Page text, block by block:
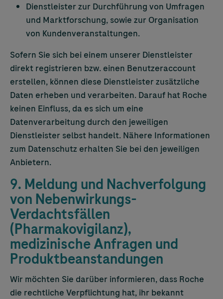
Dienstleister zur Durchführung von Umfragen
und Marktforschung, sowie zur Organisation
von Kundenveranstaltungen.
Sofern Sie sich bei einem unserer Dienstleister
direkt registrieren bzw. einen Benutzeraccount
erstellen, können diese Dienstleister zusätzliche
Daten erheben und verarbeiten. Darauf hat Roche
keinen Einfluss, da es sich um eine
Datenverarbeitung durch den jeweiligen
Dienstleister selbst handelt. Nähere Informationen
zum Datenschutz erhalten Sie bei den jeweiligen
Anbietern.
9. Meldung und Nachverfolgung
von Nebenwirkungs-
Verdachtsfällen
(Pharmakovigilanz),
medizinische Anfragen und
Produktbeanstandungen
Wir möchten Sie darüber informieren, dass Roche
die rechtliche Verpflichtung hat, ihr bekannt